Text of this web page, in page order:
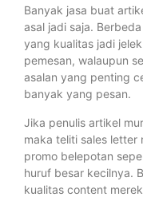
Banyak jasa buat
asal jadi saja.
yang kualitas jadi
pemesan, walaupun
asalan yang penting
banyak yang pesan.
Jika penulis artikel
maka teliti sales letter
promo belepotan
huruf besar kecilnya.
kualitas content